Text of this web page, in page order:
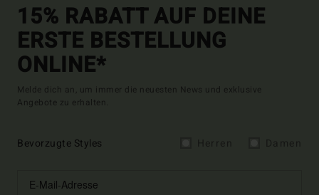
15% RABATT AUF DEINE
ERSTE BESTELLUNG
ONLINE*
Melde dich an, um immer die neuesten News und exklusive
Angebote zu erhalten.
Bevorzugte Styles